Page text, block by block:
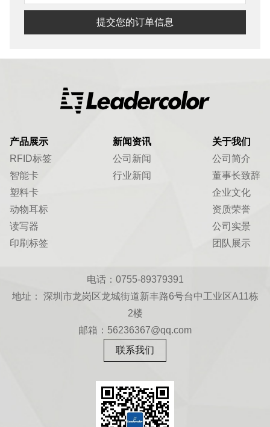
提交您的订单信息
产品展示
RFID标签
智能卡
塑料卡
动物耳标
读写器
印刷标签
新闻资讯
公司新闻
行业新闻
关于我们
公司简介
董事长致辞
企业文化
资质荣誉
公司实景
团队展示
电话：0755-89379391
地址： 深圳市龙岗区龙城街道新丰路6号台中工业区A11栋
2楼
邮箱：56236367@qq.com
联系我们